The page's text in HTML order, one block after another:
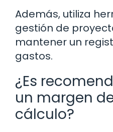
Además, utiliza
gestión de
mantener un
gastos.
¿Es
un margen
cálculo?